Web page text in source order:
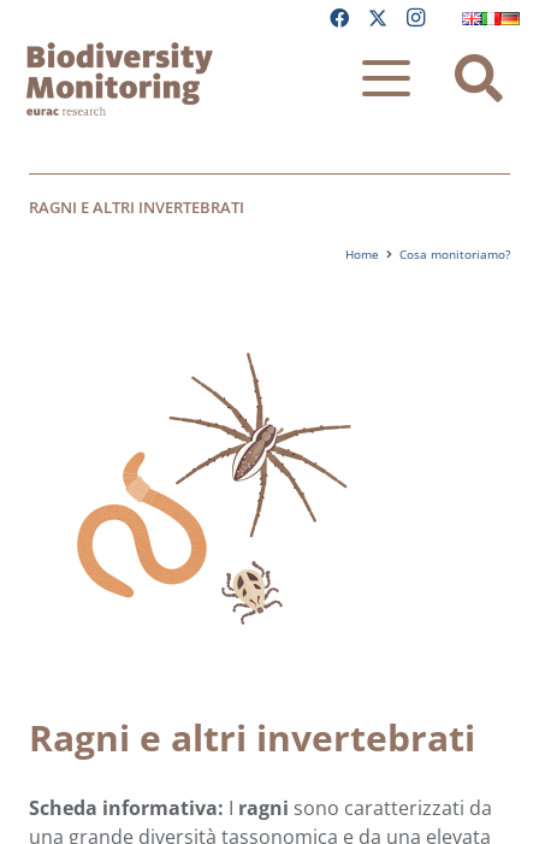
RAGNI E ALTRI INVERTEBRATI
Home Cosa monitoriamo?
Ragni e altri invertebrati
Scheda informativa: I ragni sono caratterizzati da
una grande diversità tassonomica e da una elevata